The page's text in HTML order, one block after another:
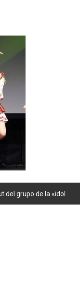
de la «idol del milenio»